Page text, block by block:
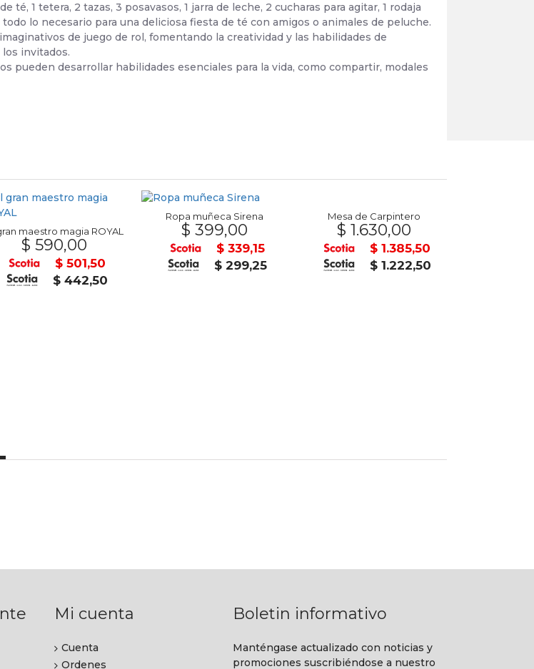
té, 1 tetera, 2 tazas, 3 posavasos, 1 jarra de leche, 2 cucharas para agitar, 1 rodaja
lo necesario para una deliciosa fiesta de té con amigos o animales de peluche.
de juego de rol, fomentando la creatividad y las habilidades de
invitados.
pueden desarrollar habilidades esenciales para la vida, como compartir, modales
maestro magia ROYAL
$ 590,00
$ 501,50
$ 442,50
Ropa muñeca Sirena
$ 399,00
$ 339,15
$ 299,25
Mesa de Carpintero
$ 1.630,00
$ 1.385,50
$ 1.222,50
Mi cuenta
Cuenta
Ordenes
Boletin informativo
Manténgase actualizado con noticias y
promociones suscribiéndose a nuestro